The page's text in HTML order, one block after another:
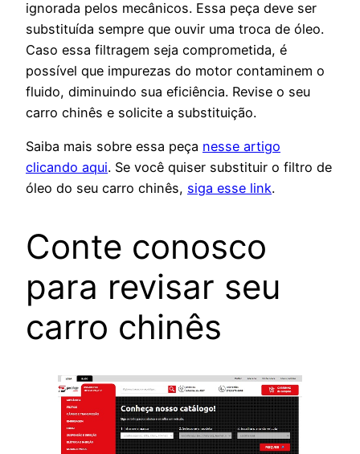
ignorada pelos mecânicos. Essa peça deve ser
substituída sempre que ouvir uma troca de óleo.
Caso essa filtragem seja comprometida, é
possível que impurezas do motor contaminem o
fluido, diminuindo sua eficiência. Revise o seu
carro chinês e solicite a substituição.
Saiba mais sobre essa peça nesse artigo
clicando aqui. Se você quiser substituir o filtro de
óleo do seu carro chinês, siga esse link.
Conte conosco
para revisar seu
carro chinês